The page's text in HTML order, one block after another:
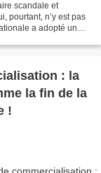
scandale et
pourtant, n’y est pas
a adopté une
: la
la fin de la
!